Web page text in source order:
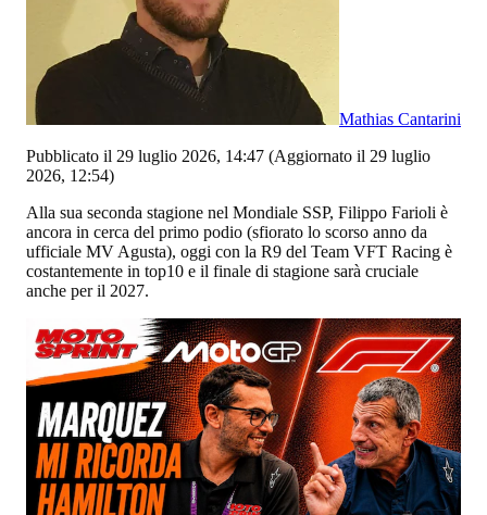
Mathias Cantarini
Pubblicato il 29 luglio 2026, 14:47 (Aggiornato il 29 luglio
2026, 12:54)
Alla sua seconda stagione nel Mondiale SSP, Filippo Farioli è
ancora in cerca del primo podio (sfiorato lo scorso anno da
ufficiale MV Agusta), oggi con la R9 del Team VFT Racing è
costantemente in top10 e il finale di stagione sarà cruciale
anche per il 2027.